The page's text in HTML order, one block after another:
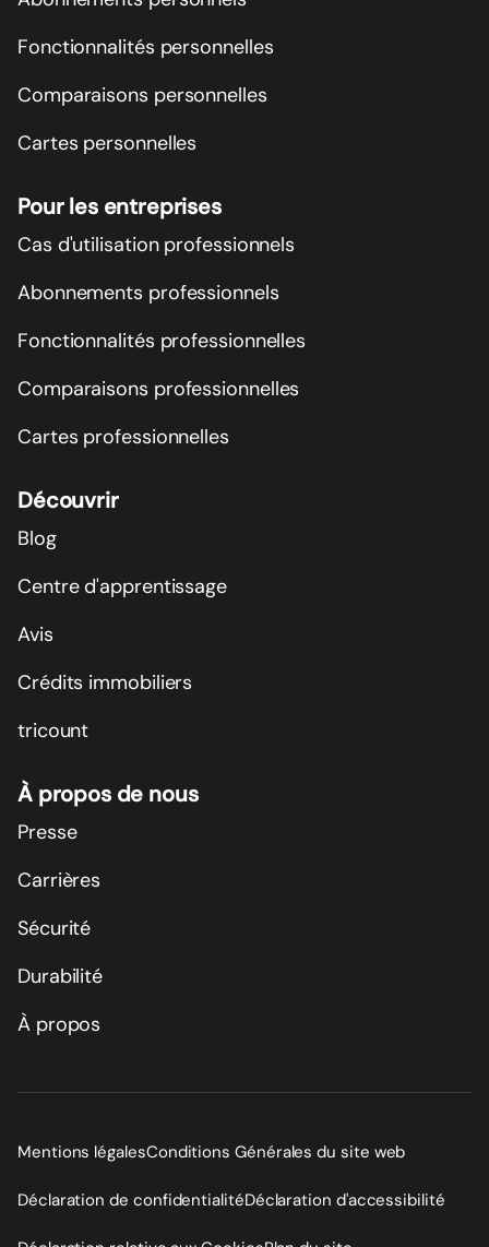
Fonctionnalités personnelles
Comparaisons personnelles
Cartes personnelles
Pour les entreprises
Cas d'utilisation professionnels
Abonnements professionnels
Fonctionnalités professionnelles
Comparaisons professionnelles
Cartes professionnelles
Découvrir
Blog
Centre d'apprentissage
Avis
Crédits immobiliers
tricount
À propos de nous
Presse
Carrières
Sécurité
Durabilité
À propos
Mentions légalesConditions Générales du site web
Déclaration de confidentialitéDéclaration d'accessibilité